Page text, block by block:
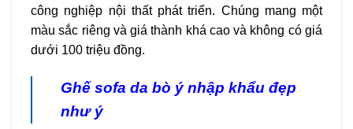
công nghiệp nội thất phát triển. Chúng mang một
màu sắc riêng và giá thành khá cao và không có giá
dưới 100 triệu đồng.
Ghế sofa da bò ý nhập khẩu đẹp
như ý